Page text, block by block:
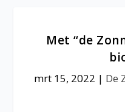
Met “de
mrt 15, 2022 | De